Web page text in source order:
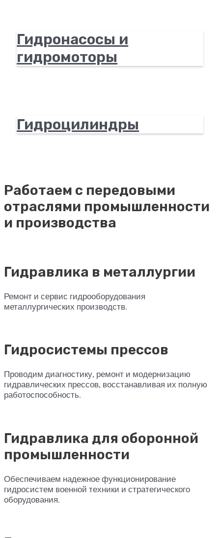
Гидронасосы и
гидромоторы
Гидроцилиндры
Работаем с передовыми
отраслями промышленности
и производства
Гидравлика в металлургии
Ремонт и сервис гидрооборудования
металлургических производств.
Гидросистемы прессов
Проводим диагностику, ремонт и модернизацию
гидравлических прессов, восстанавливая их полную
работоспособность.
Гидравлика для оборонной
промышленности
Обеспечиваем надежное функционирование
гидросистем военной техники и стратегического
оборудования.